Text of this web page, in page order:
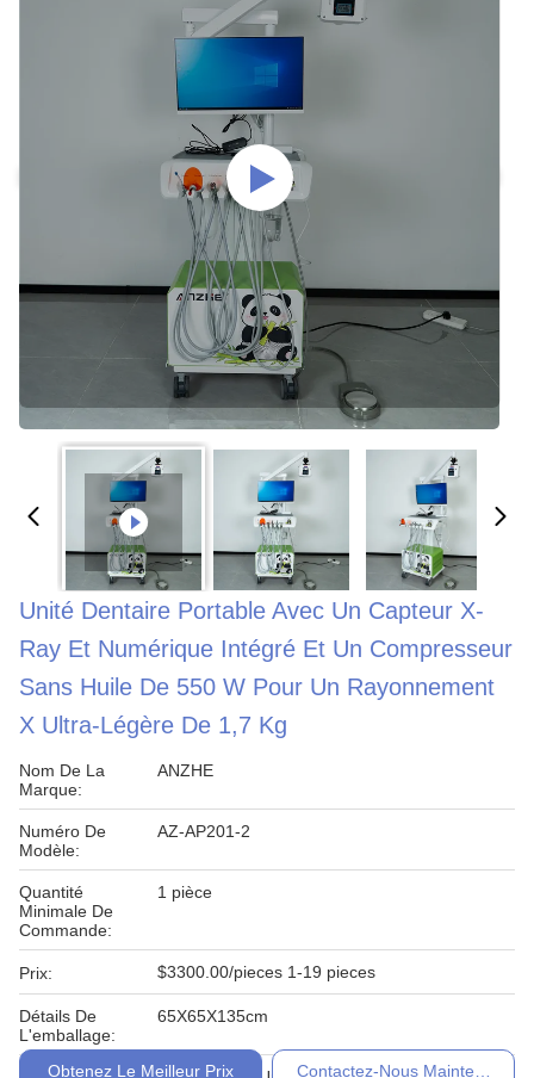
Unité Dentaire Portable Avec Un Capteur X-
Ray Et Numérique Intégré Et Un Compresseur
Sans Huile De 550 W Pour Un Rayonnement
X Ultra-Légère De 1,7 Kg
Nom De La
Marque:
ANZHE
Numéro De
Modèle:
AZ-AP201-2
Quantité
Minimale De
Commande:
1 pièce
Prix: $3300.00/pieces 1-19 pieces
Détails De
L'emballage:
65X65X135cm
Obtenez Le Meilleur Prix Contactez-Nous Maintenant